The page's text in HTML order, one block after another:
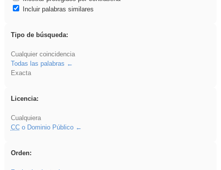
Incluir palabras similares
Tipo de búsqueda:
Cualquier coincidencia
Todas las palabras
Exacta
Licencia:
Cualquiera
CCo Dominio Público
Orden: